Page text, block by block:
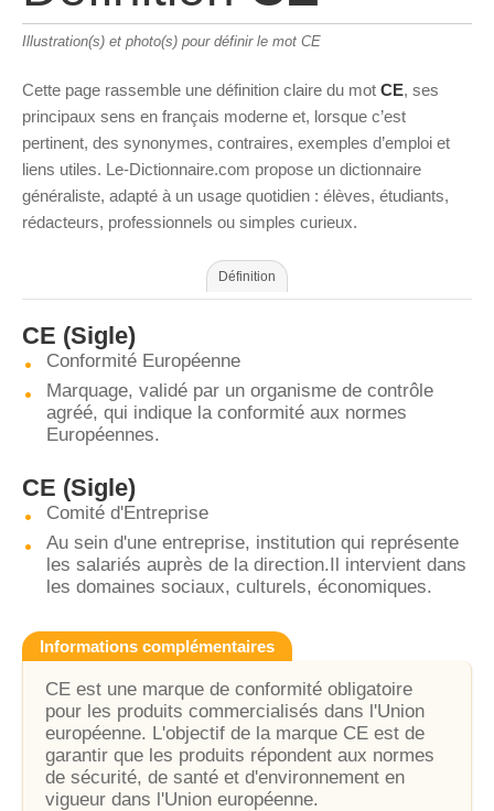
Illustration(s) et photo(s) pour définir le mot CE
Cette page rassemble une définition claire du mot CE, ses
principaux sens en français moderne et, lorsque c’est
pertinent, des synonymes, contraires, exemples d’emploi et
liens utiles. Le-Dictionnaire.com propose un dictionnaire
généraliste, adapté à un usage quotidien : élèves, étudiants,
rédacteurs, professionnels ou simples curieux.
Définition
CE (Sigle)
Conformité Européenne
Marquage, validé par un organisme de contrôle
agréé, qui indique la conformité aux normes
Européennes.
CE (Sigle)
Comité d'Entreprise
Au sein d'une entreprise, institution qui représente
les salariés auprès de la direction.Il intervient dans
les domaines sociaux, culturels, économiques.
Informations complémentaires
CE est une marque de conformité obligatoire
pour les produits commercialisés dans l'Union
européenne. L'objectif de la marque CE est de
garantir que les produits répondent aux normes
de sécurité, de santé et d'environnement en
vigueur dans l'Union européenne.